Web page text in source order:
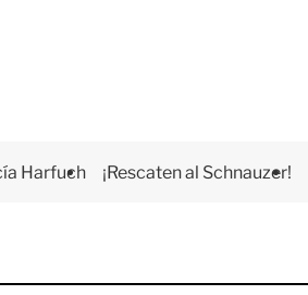
Harfuch ¡Rescaten al Schnauzer!